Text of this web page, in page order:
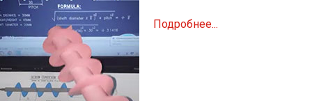
Подробнее...